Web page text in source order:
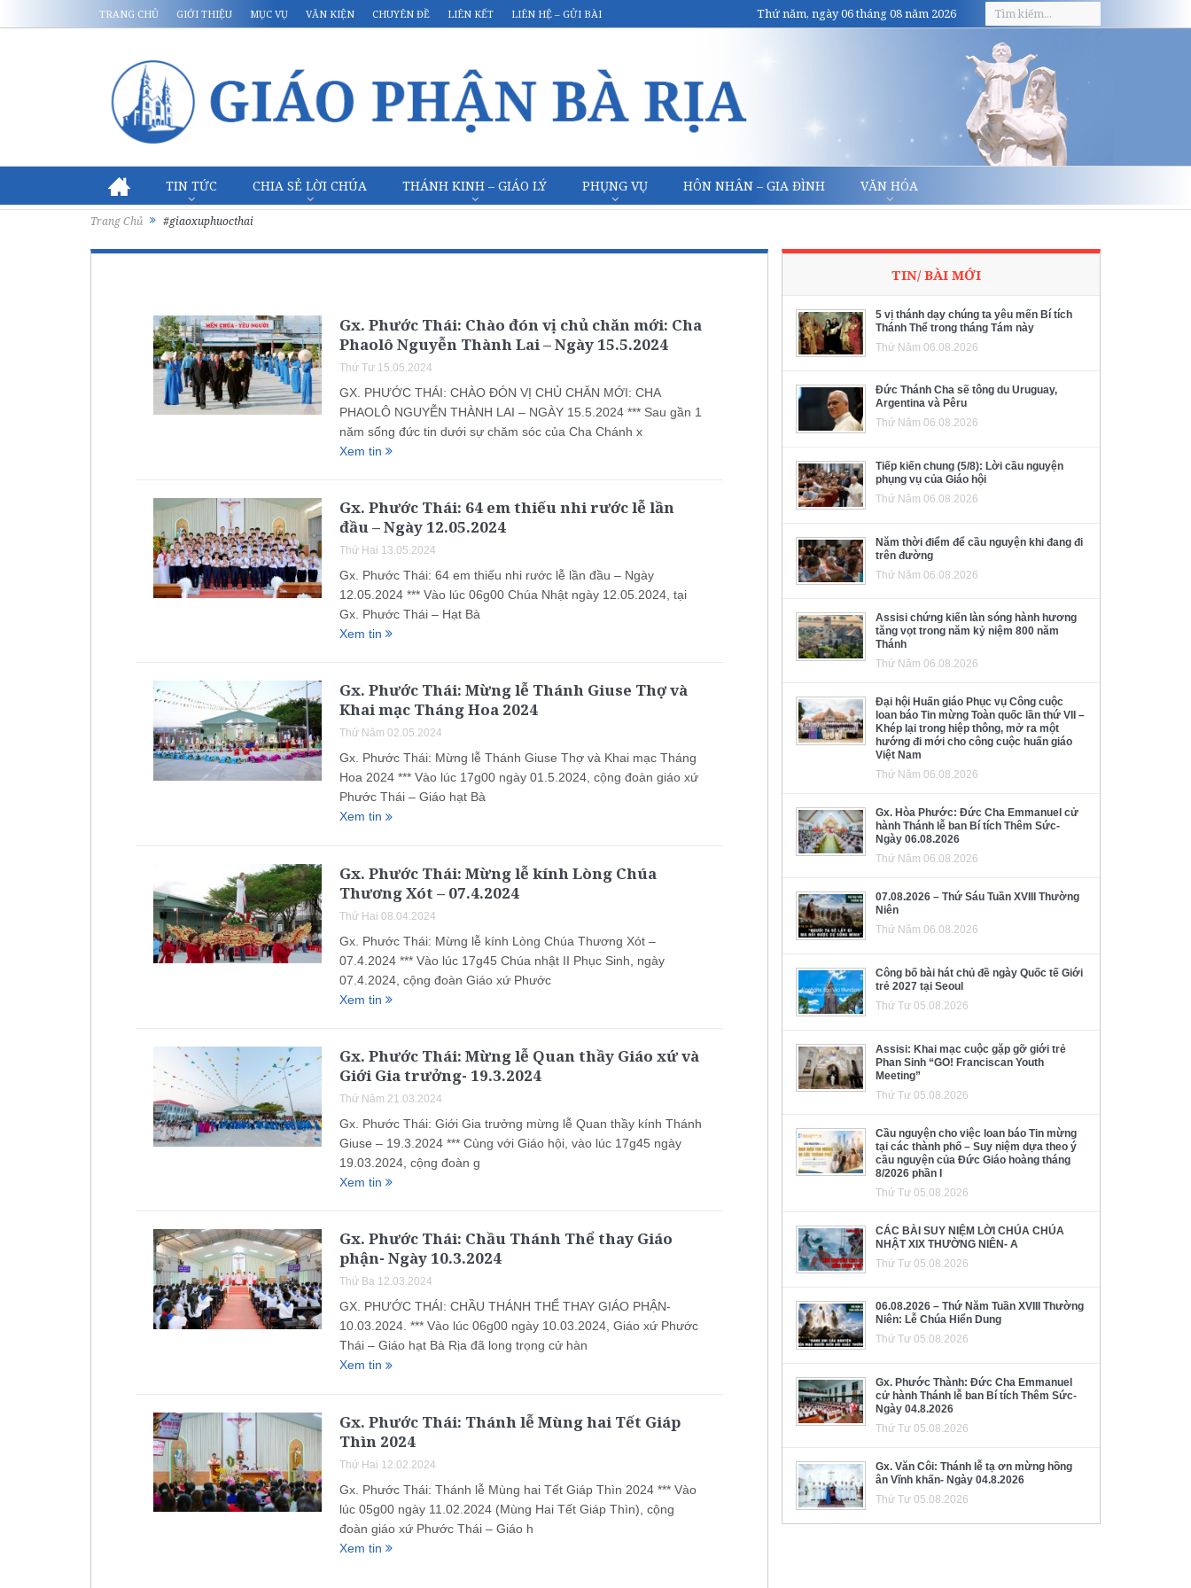
TRANG CHỦ GIỚI THIỆU MỤC VỤ VĂN KIỆN CHUYÊN ĐỀ LIÊN KẾT LIÊN HỆ – GỬI BÀI Thứ năm, ngày 06 tháng 08 năm 2026
TIN TỨC CHIA SẺ LỜI CHÚA THÁNH KINH – GIÁO LÝ PHỤNG VỤ HÔN NHÂN – GIA ĐÌNH VĂN HÓA
Trang Chủ #giaoxuphuocthai
Gx. Phước Thái: Chào đón vị chủ chăn mới: Cha
Phaolô Nguyễn Thành Lai – Ngày 15.5.2024
Thứ Tư 15.05.2024
GX. PHƯỚC THÁI: CHÀO ĐÓN VỊ CHỦ CHĂN MỚI: CHA
PHAOLÔ NGUYỄN THÀNH LAI – NGÀY 15.5.2024 *** Sau gần 1
năm sống đức tin dưới sự chăm sóc của Cha Chánh x
Xem tin
Gx. Phước Thái: 64 em thiếu nhi rước lễ lần
đầu – Ngày 12.05.2024
Thứ Hai 13.05.2024
Gx. Phước Thái: 64 em thiếu nhi rước lễ lần đầu – Ngày
12.05.2024 *** Vào lúc 06g00 Chúa Nhật ngày 12.05.2024, tại
Gx. Phước Thái – Hạt Bà
Xem tin
Gx. Phước Thái: Mừng lễ Thánh Giuse Thợ và
Khai mạc Tháng Hoa 2024
Thứ Năm 02.05.2024
Gx. Phước Thái: Mừng lễ Thánh Giuse Thợ và Khai mạc Tháng
Hoa 2024 *** Vào lúc 17g00 ngày 01.5.2024, cộng đoàn giáo xứ
Phước Thái – Giáo hạt Bà
Xem tin
Gx. Phước Thái: Mừng lễ kính Lòng Chúa
Thương Xót – 07.4.2024
Thứ Hai 08.04.2024
Gx. Phước Thái: Mừng lễ kính Lòng Chúa Thương Xót –
07.4.2024 *** Vào lúc 17g45 Chúa nhật II Phục Sinh, ngày
07.4.2024, cộng đoàn Giáo xứ Phước
Xem tin
Gx. Phước Thái: Mừng lễ Quan thầy Giáo xứ và
Giới Gia trưởng- 19.3.2024
Thứ Năm 21.03.2024
Gx. Phước Thái: Giới Gia trưởng mừng lễ Quan thầy kính Thánh
Giuse – 19.3.2024 *** Cùng với Giáo hội, vào lúc 17g45 ngày
19.03.2024, cộng đoàn g
Xem tin
Gx. Phước Thái: Chầu Thánh Thể thay Giáo
phận- Ngày 10.3.2024
Thứ Ba 12.03.2024
GX. PHƯỚC THÁI: CHẦU THÁNH THỂ THAY GIÁO PHẬN-
10.03.2024. *** Vào lúc 06g00 ngày 10.03.2024, Giáo xứ Phước
Thái – Giáo hạt Bà Rịa đã long trọng cử hàn
Xem tin
Gx. Phước Thái: Thánh lễ Mùng hai Tết Giáp
Thìn 2024
Thứ Hai 12.02.2024
Gx. Phước Thái: Thánh lễ Mùng hai Tết Giáp Thìn 2024 *** Vào
lúc 05g00 ngày 11.02.2024 (Mùng Hai Tết Giáp Thìn), cộng
đoàn giáo xứ Phước Thái – Giáo h
Xem tin
TIN/ BÀI MỚI
5 vị thánh dạy chúng ta yêu mến Bí tích
Thánh Thể trong tháng Tám này
Thứ Năm 06.08.2026
Đức Thánh Cha sẽ tông du Uruguay,
Argentina và Pêru
Thứ Năm 06.08.2026
Tiếp kiến chung (5/8): Lời cầu nguyện
phụng vụ của Giáo hội
Thứ Năm 06.08.2026
Năm thời điểm để cầu nguyện khi đang đi
trên đường
Thứ Năm 06.08.2026
Assisi chứng kiến làn sóng hành hương
tăng vọt trong năm kỷ niệm 800 năm
Thánh
Thứ Năm 06.08.2026
Đại hội Huấn giáo Phục vụ Công cuộc
loan báo Tin mừng Toàn quốc lần thứ VII –
Khép lại trong hiệp thông, mở ra một
hướng đi mới cho công cuộc huấn giáo
Việt Nam
Thứ Năm 06.08.2026
Gx. Hòa Phước: Đức Cha Emmanuel cử
hành Thánh lễ ban Bí tích Thêm Sức-
Ngày 06.08.2026
Thứ Năm 06.08.2026
07.08.2026 – Thứ Sáu Tuần XVIII Thường
Niên
Thứ Năm 06.08.2026
Công bố bài hát chủ đề ngày Quốc tế Giới
trẻ 2027 tại Seoul
Thứ Tư 05.08.2026
Assisi: Khai mạc cuộc gặp gỡ giới trẻ
Phan Sinh “GO! Franciscan Youth
Meeting”
Thứ Tư 05.08.2026
Cầu nguyện cho việc loan báo Tin mừng
tại các thành phố – Suy niệm dựa theo ý
cầu nguyện của Đức Giáo hoàng tháng
8/2026 phần I
Thứ Tư 05.08.2026
CÁC BÀI SUY NIỆM LỜI CHÚA CHÚA
NHẬT XIX THƯỜNG NIÊN- A
Thứ Tư 05.08.2026
06.08.2026 – Thứ Năm Tuần XVIII Thường
Niên: Lễ Chúa Hiển Dung
Thứ Tư 05.08.2026
Gx. Phước Thành: Đức Cha Emmanuel
cử hành Thánh lễ ban Bí tích Thêm Sức-
Ngày 04.8.2026
Thứ Tư 05.08.2026
Gx. Văn Côi: Thánh lễ tạ ơn mừng hồng
ân Vĩnh khấn- Ngày 04.8.2026
Thứ Tư 05.08.2026